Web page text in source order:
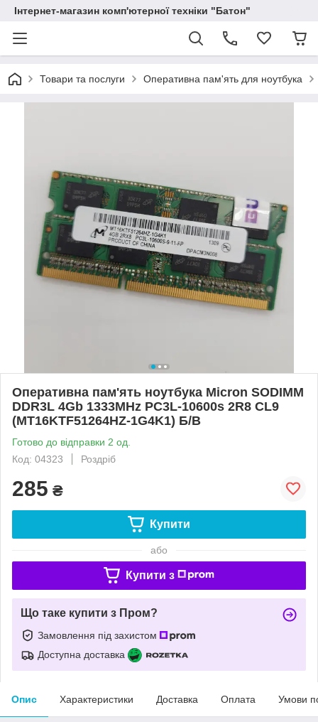
Інтернет-магазин комп'ютерної техніки "Батон"
Товари та послуги Оперативна пам'ять для ноутбука
Оперативна пам'ять ноутбука Micron SODIMM
DDR3L 4Gb 1333MHz PC3L-10600s 2R8 CL9
(MT16KTF51264HZ-1G4K1) Б/В
Готово до відправки 2 од.
Код: 04323
Роздріб
285 ₴
Купити
або
Купити з
Що таке купити з Пром?
Замовлення під захистом
Доступна доставка
Опис Характеристики Доставка Оплата Умови